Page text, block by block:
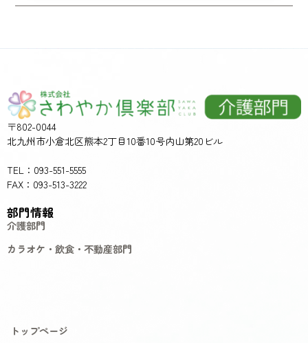
〒802-0044
北九州市小倉北区熊本2丁目10番10号内山第20ビル
TEL：093-551-5555
FAX：093-513-3222
部門情報
介護部門
カラオケ・飲食・不動産部門
トップページ